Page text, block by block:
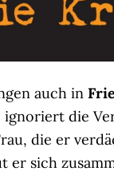
auch in
die
die er
er sich